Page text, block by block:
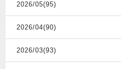
2026/05(95)
2026/04(90)
2026/03(93)